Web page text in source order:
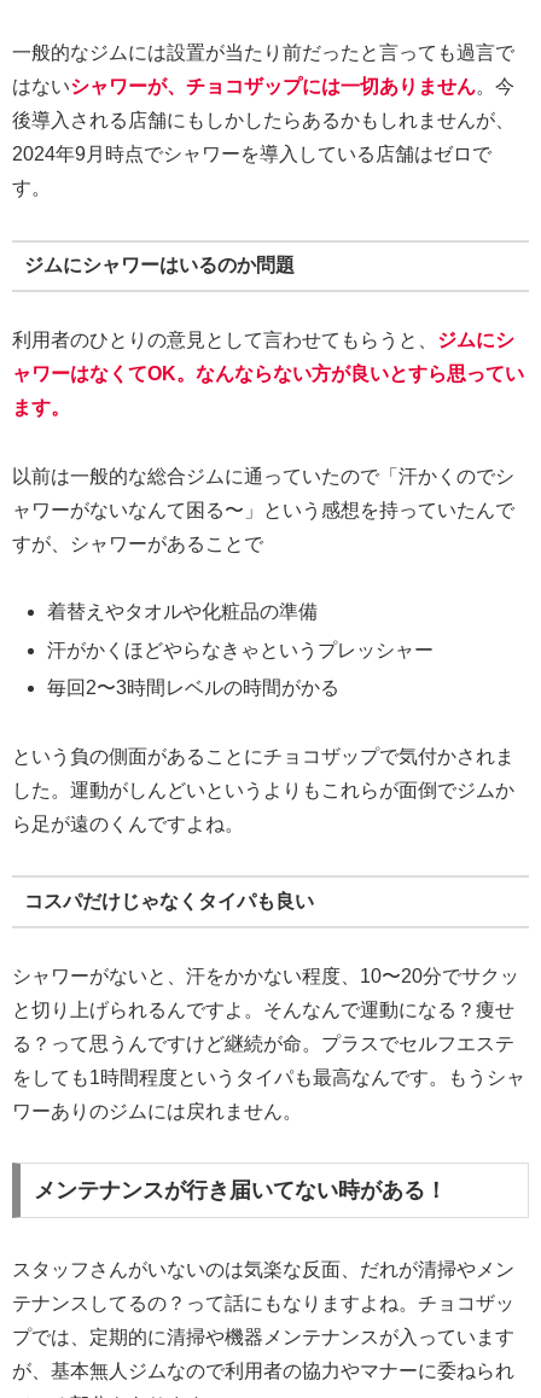
一般的なジムには設置が当たり前だったと言っても過言で
はないシャワーが、チョコザップには一切ありません。今
後導入される店舗にもしかしたらあるかもしれませんが、
2024年9月時点でシャワーを導入している店舗はゼロで
す。
ジムにシャワーはいるのか問題
利用者のひとりの意見として言わせてもらうと、 ジムにシ
ャワーはなくてOK。なんならない方が良いとすら思ってい
ます。
以前は一般的な総合ジムに通っていたので「汗かくのでシ
ャワーがないなんて困る〜」という感想を持っていたんで
すが、シャワーがあることで
着替えやタオルや化粧品の準備
汗がかくほどやらなきゃというプレッシャー
毎回2〜3時間レベルの時間がかる
という負の側面があることにチョコザップで気付かされま
した。運動がしんどいというよりもこれらが面倒でジムか
ら足が遠のくんですよね。
コスパだけじゃなくタイパも良い
シャワーがないと、汗をかかない程度、10〜20分でサクッ
と切り上げられるんですよ。そんなんで運動になる？痩せ
る？って思うんですけど継続が命。プラスでセルフエステ
をしても1時間程度というタイパも最高なんです。もうシャ
ワーありのジムには戻れません。
メンテナンスが行き届いてない時がある！
スタッフさんがいないのは気楽な反面、だれが清掃やメン
テナンスしてるの？って話にもなりますよね。チョコザッ
プでは、定期的に清掃や機器メンテナンスが入っています
が、基本無人ジムなので利用者の協力やマナーに委ねられ